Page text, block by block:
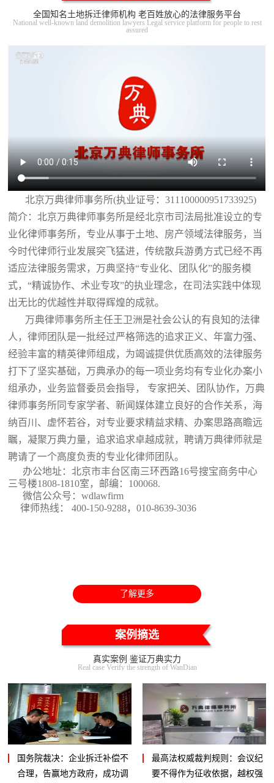
全国知名土地拆迁律师机构 老百姓放心的法律服务平台
National well-known land demolition lawyers Legal service platform for people to rest
assured
北京万典律师事务所(执业证号：311100000951733925)
简介：北京万典律师事务所是经北京市司法局批准设立的专
业化律师事务所，专业从事于土地、房产领域法律服务，当
今时代律师行业发展突飞猛进，传统散兵游勇方式已经不再
适应法律服务需求，万典坚持“专业化、团队化”的服务模
式，“精诚协作、术业专攻”的执业理念，在司法实践中体现
出无比的优越性并取得辉煌的成就。
万典律师事务所主任王卫洲是社会公认的有良知的法律
人，律师团队是一批经过严格筛选的追求正义、年富力强、
经验丰富的精英律师组成，为竭诚提供优质高效的法律服务
打下了坚实基础，万典承办的每一项业务均有专业化办案小
组承办，业务监督委员会指导， 专家把关、团队协作，万典
律师事务所同专家学者、新闻媒体建立良好的合作关系，海
纳百川、虚怀若谷，对专业要求精益求精、办案思路高瞻远
瞩，凝聚万典力量，追求追求卓越成就，聘请万典律师就是
聘请了一个高度负责的专业化律师团队。
办公地址：北京市丰台区南三环西路16号搜宝商务中心
三号楼1808-1810室 ，邮编：100068.
微信公众号：wdlawfirm
律师热线： 400-150-9288，010-8639-3036
了解更多
案例摘选
真实案例 鉴证万典实力
Real case Verify the strength of WanDian
国务院裁决：企业拆迁补偿不
合理，告赢地方政府，成功调
最高法权威裁判规则：会议纪
要不得作为征收依据，越权强